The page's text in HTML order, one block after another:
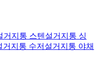
거지통 스텐설거지통 싱
지통 수저설거지통 야채